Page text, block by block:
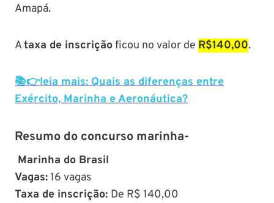
Amapá.
Ataxa de inscriçãoficou no valor de R$140,00.
📚👉leia mais: Quais as diferenças entre
Exército, Marinha e Aeronáutica?
Resumo do concurso marinha-
Marinha do Brasil
Vagas:16 vagas
Taxa de inscrição: De R$ 140,00